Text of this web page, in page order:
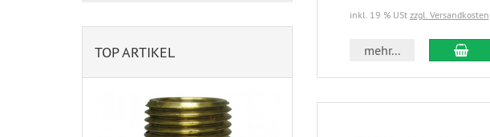
inkl. 19 % USt zzgl. Versandkosten
mehr...
TOP ARTIKEL